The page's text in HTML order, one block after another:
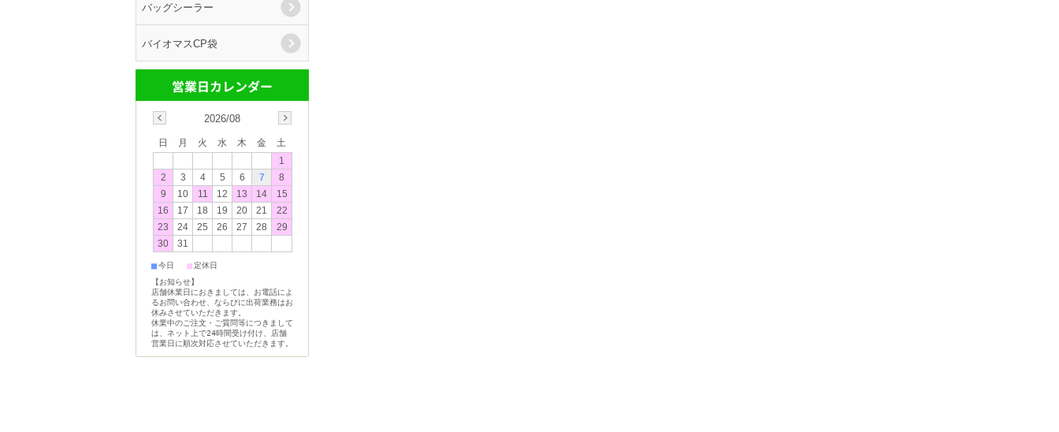
バッグシーラー
バイオマスCP袋
2026/08
日 月 火 水 木 金
土
1
2
3 4 5 6 7
8
9
10 11 12 13 14
15
16
17 18 19 20 21
22
23
24 25 26 27 28
29
30
31
■今日 ■定休日
【お知らせ】
店舗休業日におきましては、お電話によ
るお問い合わせ、ならびに出荷業務はお
休みさせていただきます。
休業中のご注文・ご質問等につきまして
は、ネット上で24時間受け付け、店舗
営業日に順次対応させていただきます。